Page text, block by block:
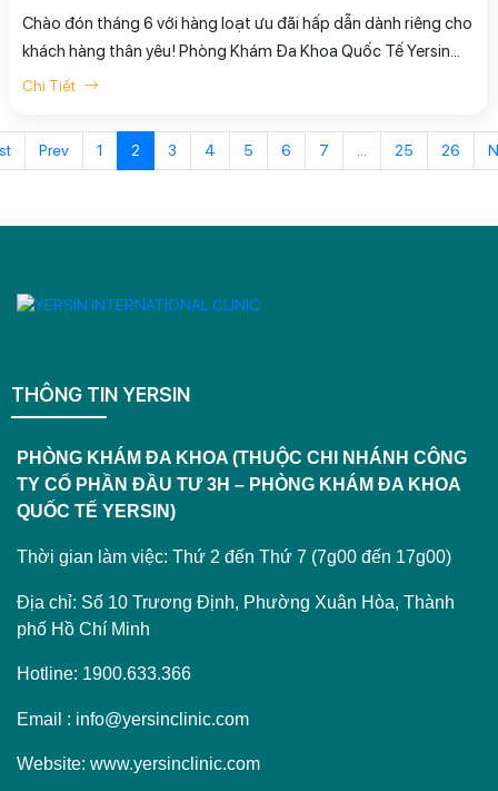
Chào đón tháng 6 với hàng loạt ưu đãi hấp dẫn dành riêng cho
khách hàng thân yêu! Phòng Khám Đa Khoa Quốc Tế Yersin
mang đến chương trình “Ngày Đôi 6.6 – Nhận Ưu Đãi Gấp Bội”,
trong 1 ngày duy nhất. Nếu bạn đang có ý định khám sức khỏe
Chi Tiết
Prev 1 2 3 4 5 6 7 ... 25 26
THÔNG TIN YERSIN
PHÒNG KHÁM ĐA KHOA (THUỘC CHI NHÁNH CÔNG
TY CỔ PHẦN ĐẦU TƯ 3H – PHÒNG KHÁM ĐA KHOA
QUỐC TẾ YERSIN)
Thời gian làm việc: Thứ 2 đến Thứ 7 (7g00 đến 17g00)
Địa chỉ: Số 10 Trương Định, Phường Xuân Hòa, Thành
phố Hồ Chí Minh
Hotline: 1900.633.366
Email : info@yersinclinic.com
Website: www.yersinclinic.com